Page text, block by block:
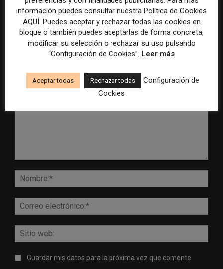
inteligencia artificial Mundial 2026
Guardar mis datos para la próxima vez que comente
información puedes consultar nuestra Política de Cookies
AQUÍ. Puedes aceptar y rechazar todas las cookies en
bloque o también puedes aceptarlas de forma concreta,
modificar su selección o rechazar su uso pulsando
“Configuración de Cookies”. Leer más
Aceptar todas Rechazar todas
Configuración de
Cookies